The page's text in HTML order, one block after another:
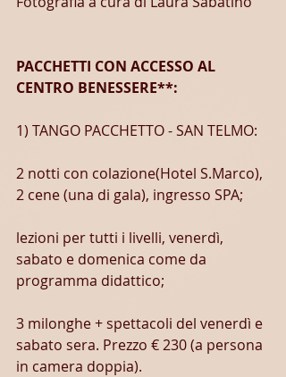
PACCHETTI CON ACCESSO AL
CENTRO BENESSERE**:
1) TANGO PACCHETTO - SAN TELMO:
2 notti con colazione(Hotel S.Marco),
2 cene (una di gala), ingresso SPA;
lezioni per tutti i livelli, venerdì,
sabato e domenica come da
programma didattico;
3 milonghe + spettacoli del venerdì e
sabato sera. Prezzo € 230 (a persona
in camera doppia).